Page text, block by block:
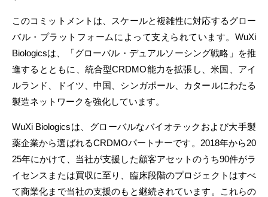
このコミットメントは、スケールと複雑性に対応するグロー
バル・プラットフォームによって支えられています。WuXi
Biologicsは、「グローバル・デュアルソーシング戦略」を推
進するとともに、統合型CRDMO能力を拡張し、米国、アイ
ルランド、ドイツ、中国、シンガポール、カタールにわたる
製造ネットワークを強化しています。
WuXi Biologicsは、グローバルなバイオテックおよび大手製
薬企業から選ばれるCRDMOパートナーです。2018年から20
25年にかけて、当社が支援した顧客アセットのうち90件がラ
イセンスまたは買収に至り、臨床段階のプロジェクトはすべ
て商業化まで当社の支援のもと継続されています。これらの